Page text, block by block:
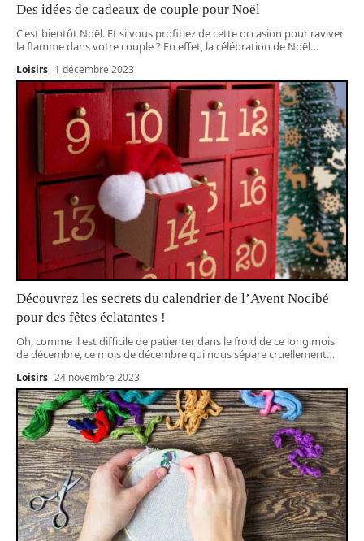
Des idées de cadeaux de couple pour Noël
C'est bientôt Noël. Et si vous profitiez de cette occasion pour raviver
la flamme dans votre couple ? En effet, la célébration de Noël…
Loisirs 1 décembre 2023
Découvrez les secrets du calendrier de l’Avent Nocibé
pour des fêtes éclatantes !
Oh, comme il est difficile de patienter dans le froid de ce long mois
de décembre, ce mois de décembre qui nous sépare cruellement…
Loisirs 24 novembre 2023